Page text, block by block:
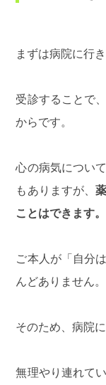
まずは病院に行
受診することで
からです。
心の病気につい
もありますが、
ことはできます。
ご本人が「自分
んどありません。
そのため、病院
無理やり連れて